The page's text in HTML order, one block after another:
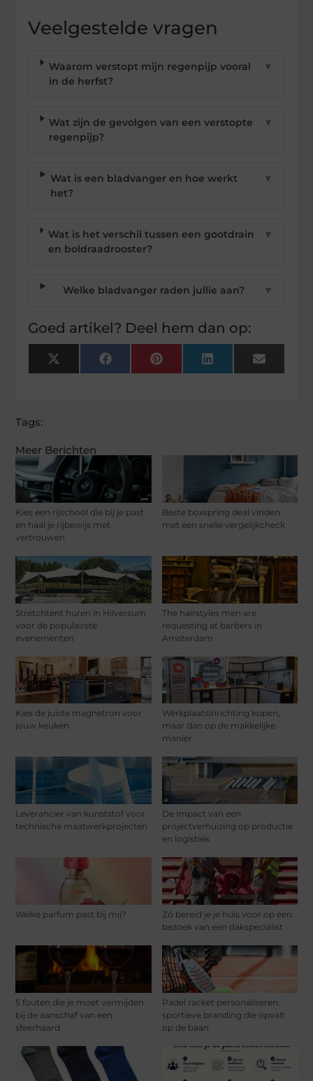
Meer Berichten
Kies een rijschool die bij je past
en haal je rijbewijs met
vertrouwen
Beste boxspring deal vinden
met een snelle vergelijkcheck
Stretchtent huren in Hilversum
voor de populairste
evenementen
The hairstyles men are
requesting at barbers in
Amsterdam
Kies de juiste magnetron voor
jouw keuken
Werkplaatsinrichting kopen,
maar dan op de makkelijke
manier
Leverancier van kunststof voor
technische maatwerkprojecten
De impact van een
projectverhuizing op productie
en logistiek
Welke parfum past bij mij?
Zó bereid je je huis voor op een
bezoek van een dakspecialist
5 fouten die je moet vermijden
bij de aanschaf van een
sfeerhaard
Padel racket personaliseren:
sportieve branding die opvalt
op de baan
Veelgestelde vragen
Waarom verstopt mijn regenpijp vooral
in de herfst?
▼
Wat zijn de gevolgen van een verstopte
regenpijp?
▼
Wat is een bladvanger en hoe werkt
het?
▼
Wat is het verschil tussen een gootdrain
en boldraadrooster?
▼
Welke bladvanger raden jullie aan? ▼
Goed artikel? Deel hem dan op:
X
(Twitter)
FacebookPinterest LinkedIn Email
Tags: